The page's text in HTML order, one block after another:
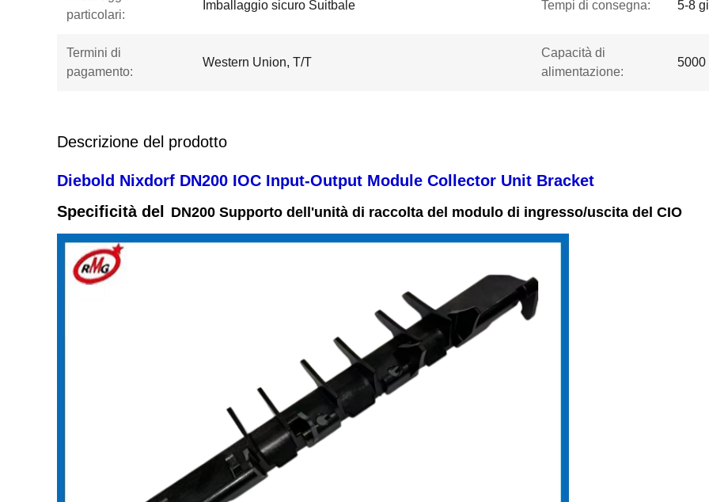
particolari:
Imballaggio sicuro Suitbale Tempi di consegna: 5-8
Termini di
pagamento:
Western Union, T/T
Capacità di
alimentazione:
5000
Descrizione del prodotto
Diebold Nixdorf DN200 IOC Input-Output Module Collector Unit Bracket
Specificità del
DN200 Supporto dell'unità di raccolta del modulo di ingresso/uscita del CIO